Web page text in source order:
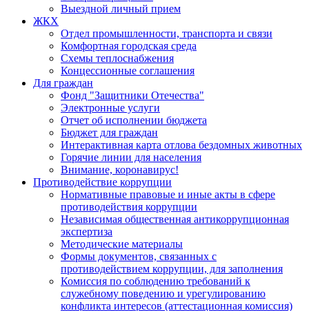
Выездной личный прием
ЖКХ
Отдел промышленности, транспорта и связи
Комфортная городская среда
Схемы теплоснабжения
Концессионные соглашения
Для граждан
Фонд "Защитники Отечества"
Электронные услуги
Отчет об исполнении бюджета
Бюджет для граждан
Интерактивная карта отлова бездомных животных
Горячие линии для населения
Внимание, коронавирус!
Противодействие коррупции
Нормативные правовые и иные акты в сфере
противодействия коррупции
Независимая общественная антикоррупционная
экспертиза
Методические материалы
Формы документов, связанных с
противодействием коррупции, для заполнения
Комиссия по соблюдению требований к
служебному поведению и урегулированию
конфликта интересов (аттестационная комиссия)